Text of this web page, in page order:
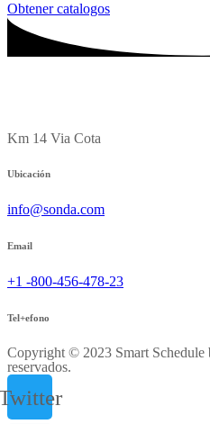
Obtener catalogos
Km 14 Via Cota
Ubicación
info@sonda.com
Email
+1 -800-456-478-23
Tel+efono
Copyright © 2023 Smart
reservados.